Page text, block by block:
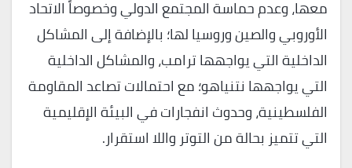
معها، وعدم حماسة المجتمع الدولي وخصوصاً الاتحاد
الأوروبي والصين وروسيا لها؛ بالإضافة إلى المشاكل
الداخلية التي يواجهها ترامب، والمشاكل الداخلية
التي يواجهها نتنياهو؛ مع احتمالات تصاعد المقاومة
الفلسطينية، وحدوث انفجارات في البيئة الإقليمية
التي تتميز بحالة من التوتر واللا استقرار.